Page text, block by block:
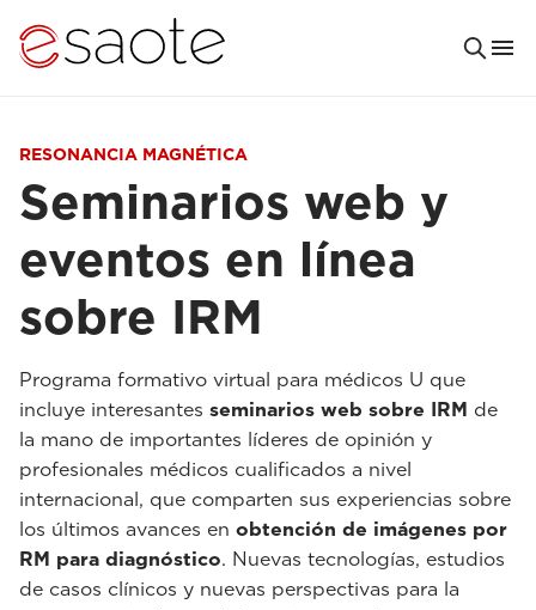
RESONANCIA MAGNÉTICA
Seminarios web y
eventos en línea
sobre IRM
Programa formativo virtual para médicos U que
incluye interesantes seminarios web sobre IRM de
la mano de importantes líderes de opinión y
profesionales médicos cualificados a nivel
internacional, que comparten sus experiencias sobre
los últimos avances en obtención de imágenes por
RM para diagnóstico. Nuevas tecnologías, estudios
de casos clínicos y nuevas perspectivas para la